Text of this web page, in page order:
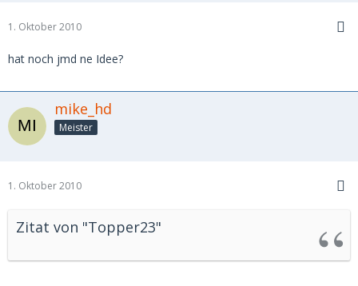
1. Oktober 2010
hat noch jmd ne Idee?
mike_hd
Meister
1. Oktober 2010
Zitat von "Topper23"